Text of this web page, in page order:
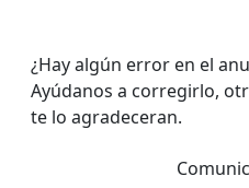
¿Hay algún error en el
Ayúdanos a corregirlo,
te lo agradeceran.